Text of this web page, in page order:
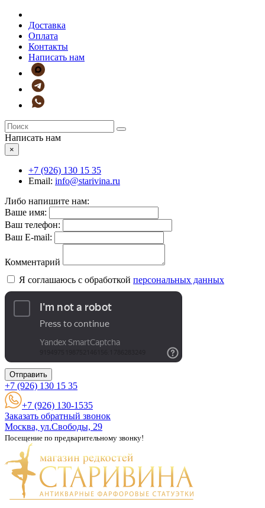
Доставка
Оплата
Контакты
Написать нам
Написать нам
×
+7 (926) 130 15 35
Email: info@starivina.ru
Либо напишите нам:
Ваше имя:
Ваш телефон:
Ваш E-mail:
Комментарий
Я соглашаюсь с обработкой персональных данных
Отправить
+7 (926) 130 15 35
+7 (926) 130-1535
Заказать обратный звонок
Москва, ул.Свободы, 29
Посещение по предварительному звонку!